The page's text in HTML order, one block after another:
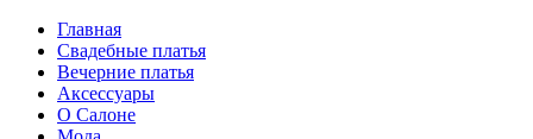
Главная
Свадебные платья
Вечерние платья
Аксессуары
О Салоне